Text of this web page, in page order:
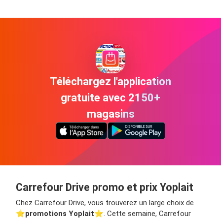
Téléchargez l'application
gratuite avec 2150+
magasins
Carrefour Drive promo et prix Yoplait
Chez Carrefour Drive, vous trouverez un large choix de
⭐️promotions Yoplait⭐️. Cette semaine, Carrefour